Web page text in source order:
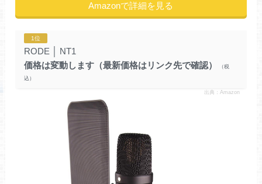
Amazonで詳細を見る
1位
RODE
NT1
価格は変動します（最新価格はリンク先で確認）
出典：Amazon